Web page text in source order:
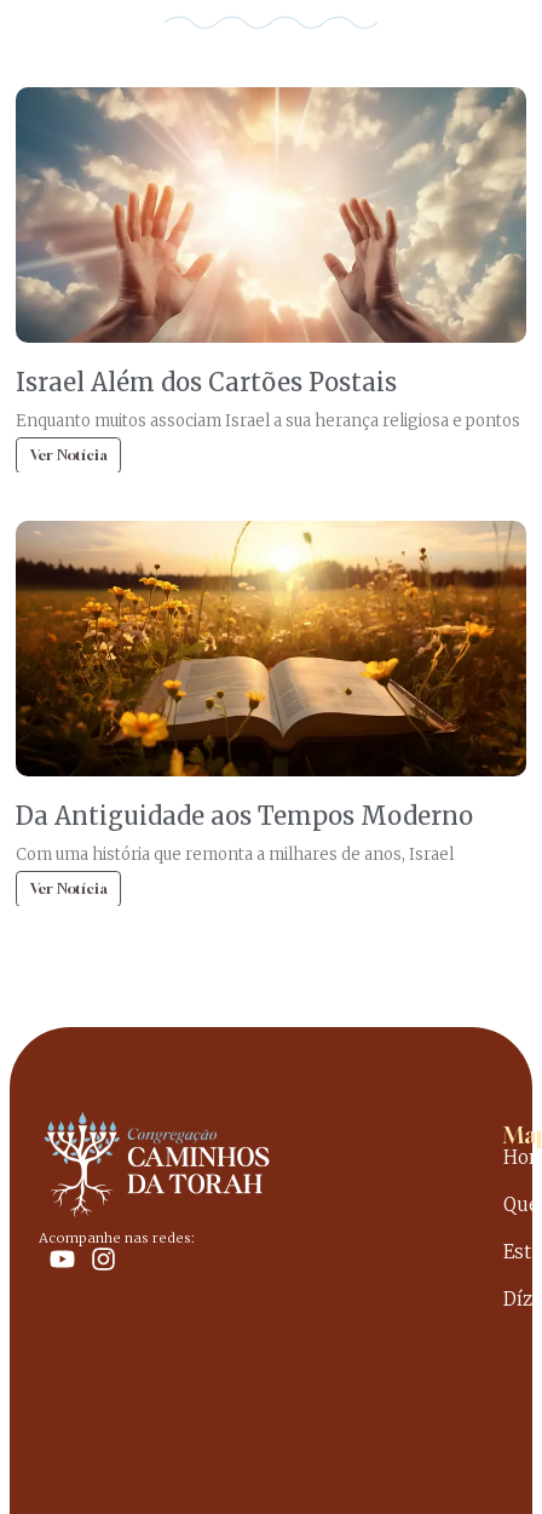
Israel Além dos Cartões Postais
Enquanto muitos associam Israel a sua herança religiosa e pontos
Ver Notícia
Da Antiguidade aos Tempos Moderno
Com uma história que remonta a milhares de anos, Israel
Ver Notícia
Acompanhe nas redes: